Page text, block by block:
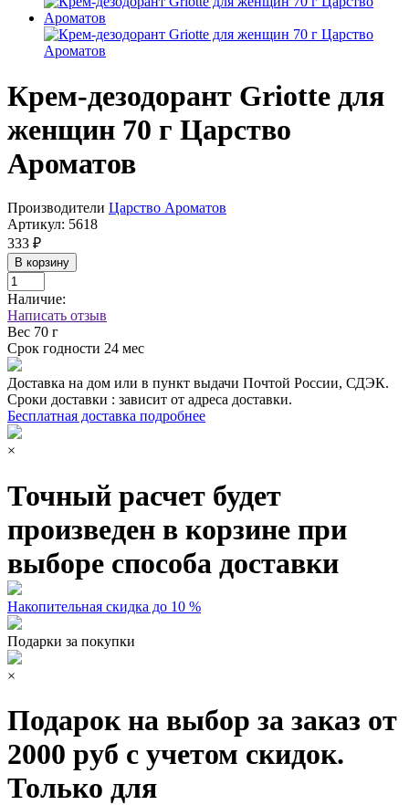
Крем-дезодорант Griotte для
женщин 70 г Царство
Ароматов
Производители Царство Ароматов
Артикул: 5618
333 ₽
В корзину
Наличие:
Написать отзыв
Вес 70 г
Срок годности 24 мес
Доставка на дом или в пункт выдачи Почтой России, СДЭК.
Сроки доставки : зависит от адреса доставки.
Бесплатная доставка подробнее
×
Точный расчет будет
произведен в корзине при
выборе способа доставки
Накопительная скидка до 10 %
Подарки за покупки
×
Подарок на выбор за заказ от
2000 руб с учетом скидок.
Только для